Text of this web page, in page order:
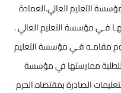
التعليم العالي.العمادة
فـي مؤسسة التعليم العالي .
مقامـه فـي مؤسسة التعليم
للطلبة ممارستها في مؤسسة
الصادرة بمقتضاه.الحرم